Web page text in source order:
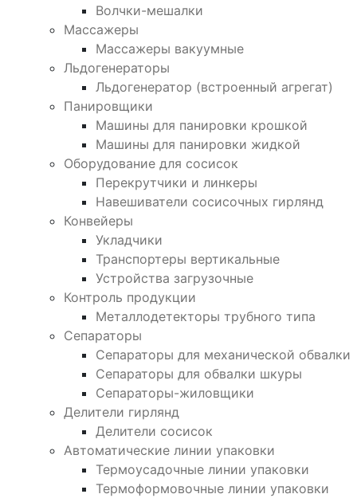
Волчки-мешалки
Массажеры
Массажеры вакуумные
Льдогенераторы
Льдогенератор (встроенный агрегат)
Панировщики
Машины для панировки крошкой
Машины для панировки жидкой
Оборудование для сосисок
Перекрутчики и линкеры
Навешиватели сосисочных гирлянд
Конвейеры
Укладчики
Транспортеры вертикальные
Устройства загрузочные
Контроль продукции
Металлодетекторы трубного типа
Сепараторы
Сепараторы для механической обвалки
Сепараторы для обвалки шкуры
Сепараторы-жиловщики
Делители гирлянд
Делители сосисок
Автоматические линии упаковки
Термоусадочные линии упаковки
Термоформовочные линии упаковки